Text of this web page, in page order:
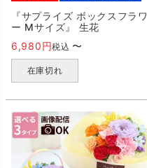
『サプライズ ボックスフラワ
ー Mサイズ』 生花
6,980
税込 〜
在庫切れ